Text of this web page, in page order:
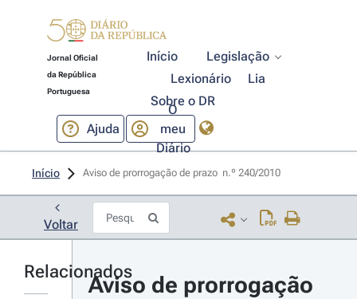
Jornal Oficial
da República
Portuguesa
Início
Legislação
Lexionário
Lia
Sobre o DR
Ajuda
O
meu
Diário
Início Aviso de prorrogação de prazo  n.º 240/2010
Voltar
Relacionados
Aviso de prorrogação